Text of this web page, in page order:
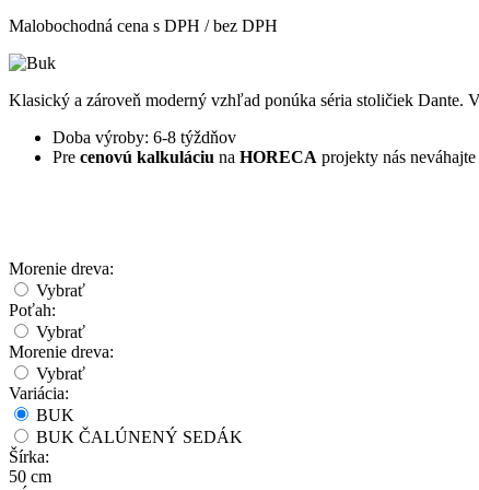
Malobochodná cena s DPH / bez DPH
Klasický a zároveň moderný vzhľad ponúka séria stoličiek Dante.
Doba výroby: 6-8 týždňov
Pre cenovú kalkuláciu na HORECA projekty nás
Morenie dreva:
Vybrať
Poťah:
Vybrať
Morenie dreva:
Vybrať
Variácia:
BUK
BUK ČALÚNENÝ SEDÁK
Šírka:
50 cm